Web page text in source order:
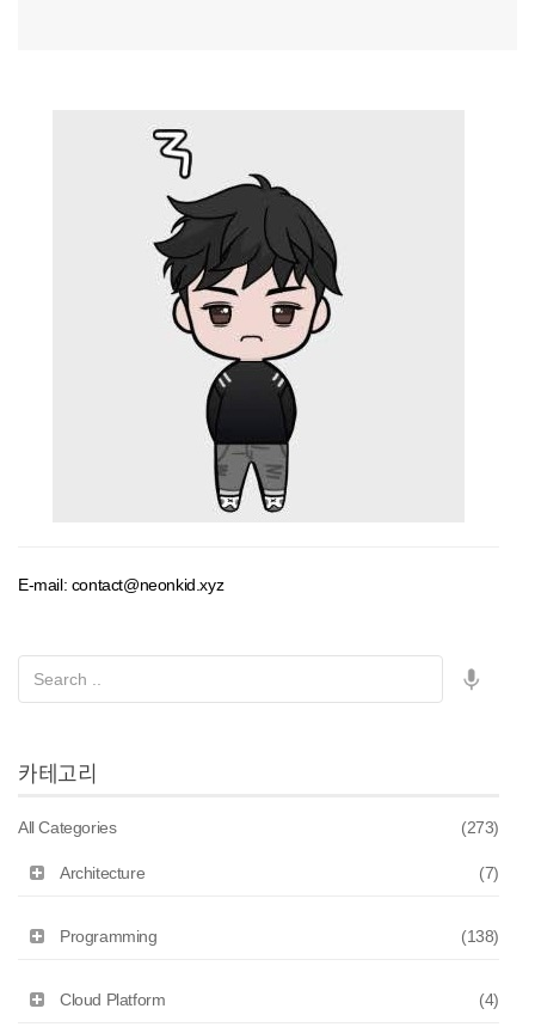
E-mail: contact@neonkid.xyz
카테고리
All Categories (273)
Architecture (7)
Programming (138)
Cloud Platform (4)